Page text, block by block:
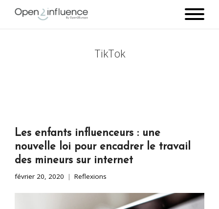
TikTok
Les enfants influenceurs : une
nouvelle loi pour encadrer le travail
des mineurs sur internet
février 20, 2020 Reflexions